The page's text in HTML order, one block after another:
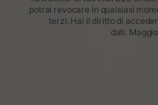
potrai revocare in qualsiasi
terzi. Hai il diritto di
dati.